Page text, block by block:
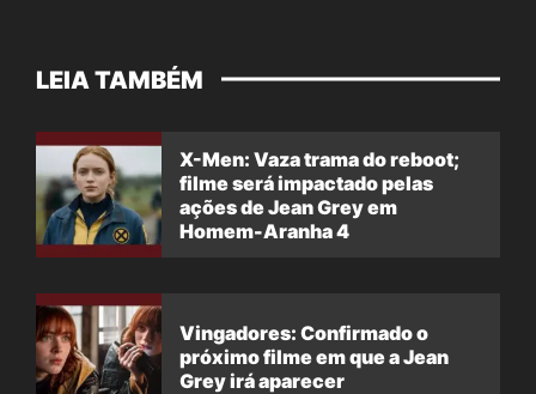
LEIA TAMBÉM
X-Men: Vaza trama do reboot;
filme será impactado pelas
ações de Jean Grey em
Homem-Aranha 4
Vingadores: Confirmado o
próximo filme em que a Jean
Grey irá aparecer